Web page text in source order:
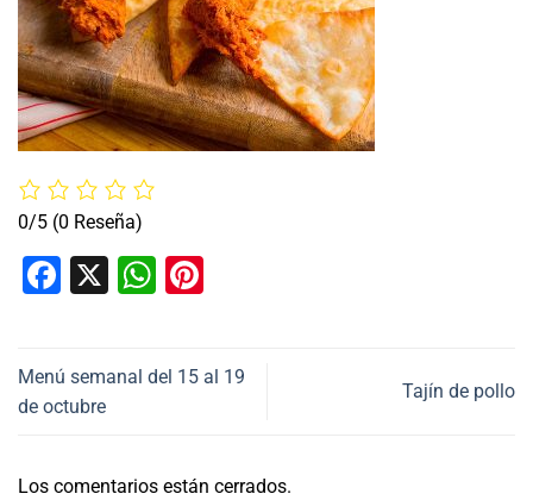
0/5 (0 Reseña)
Facebook
X WhatsApp
Menú semanal del 15 al 19
de octubre
Tajín de pollo
Los comentarios están cerrados.